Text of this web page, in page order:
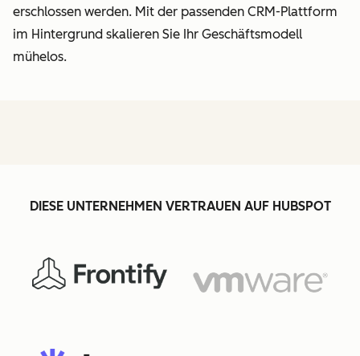
erschlossen werden. Mit der passenden CRM-Plattform
im Hintergrund skalieren Sie Ihr Geschäftsmodell
mühelos.
DIESE UNTERNEHMEN VERTRAUEN AUF HUBSPOT